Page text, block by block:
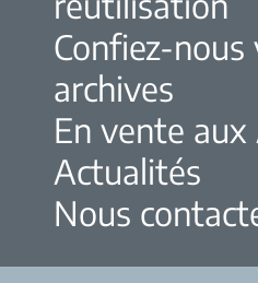
Confiez-nous
archives
En vente aux
Actualités
Nous